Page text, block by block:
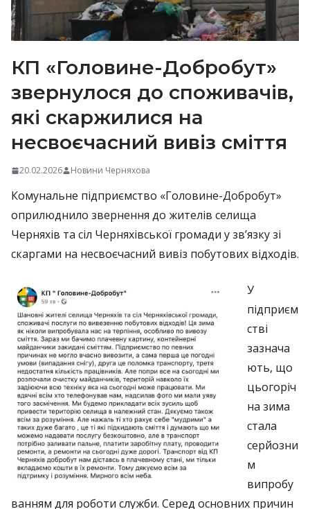
КП «Головине-Добробут»
звернулося до споживачів,
які скаржилися на
несвоєчасний вивіз сміття
20.02.2026 Новини Черняхова
Комунальне підприємство «Головине-Добробут»
оприлюднило звернення до жителів селища
Черняхів та сіл Черняхівської громади у зв’язку зі
скаргами на несвоєчасний вивіз побутових відходів.
У
підприєм
стві
зазнача
ють, що
цьогоріч
на зима
стала
серйозни
м
випробу
ванням для роботи служби. Серед основних причин